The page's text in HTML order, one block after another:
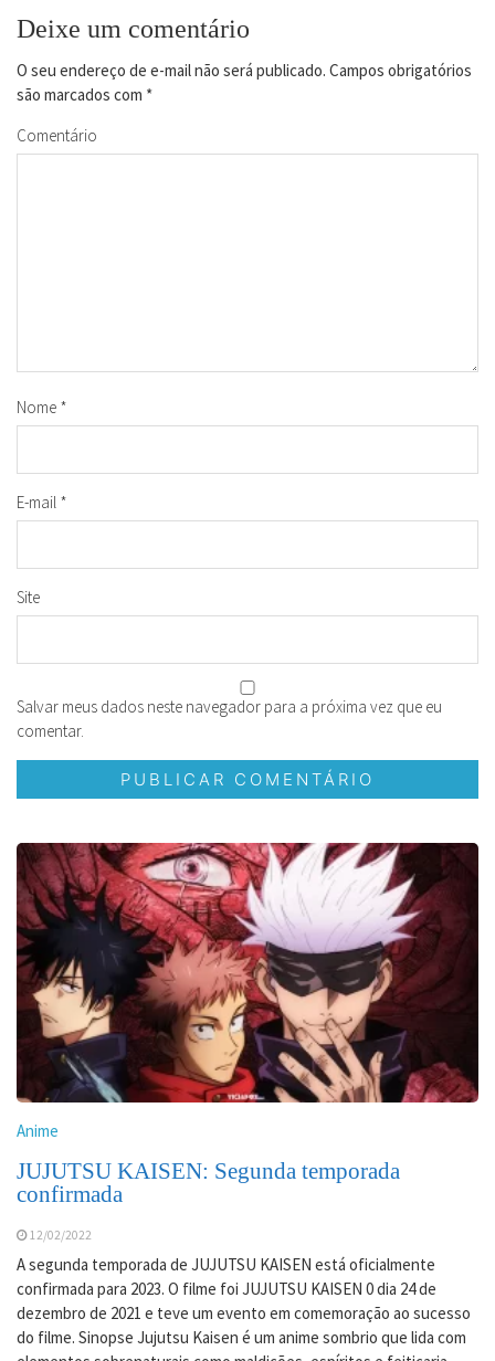
Deixe um comentário
O seu endereço de e-mail não será publicado. Campos obrigatórios
são marcados com *
Comentário
Nome *
E-mail *
Site
Salvar meus dados neste navegador para a próxima vez que eu
comentar.
Anime
JUJUTSU KAISEN: Segunda temporada
confirmada
12/02/2022
A segunda temporada de JUJUTSU KAISEN está oficialmente
confirmada para 2023. O filme foi JUJUTSU KAISEN 0 dia 24 de
dezembro de 2021 e teve um evento em comemoração ao sucesso
do filme. Sinopse Jujutsu Kaisen é um anime sombrio que lida com